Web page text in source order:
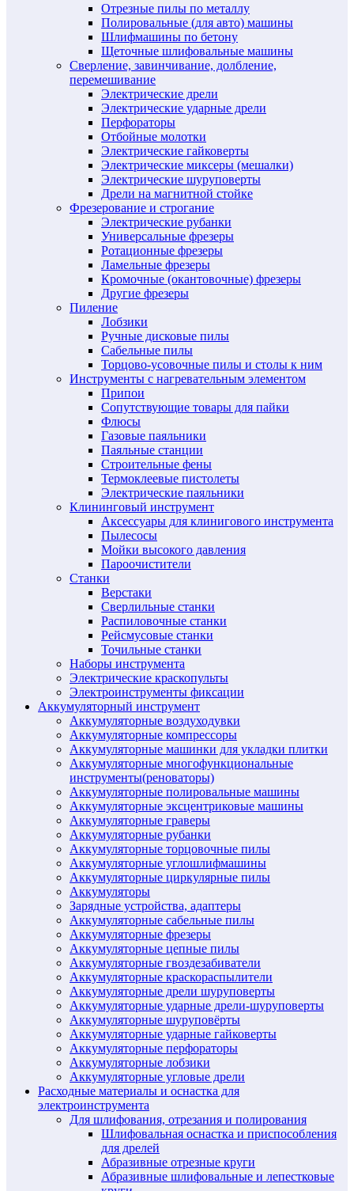
Отрезные пилы по металлу
Полировальные (для авто) машины
Шлифмашины по бетону
Щеточные шлифовальные машины
Сверление, завинчивание, долбление,
перемешивание
Электрические дрели
Электрические ударные дрели
Перфораторы
Отбойные молотки
Электрические гайковерты
Электрические миксеры (мешалки)
Электрические шуруповерты
Дрели на магнитной стойке
Фрезерование и строгание
Электрические рубанки
Универсальные фрезеры
Ротационные фрезеры
Ламельные фрезеры
Кромочные (окантовочные) фрезеры
Другие фрезеры
Пиление
Лобзики
Ручные дисковые пилы
Сабельные пилы
Торцово-усовочные пилы и столы к ним
Инструменты с нагревательным элементом
Припои
Сопутствующие товары для пайки
Флюсы
Газовые паяльники
Паяльные станции
Строительные фены
Термоклеевые пистолеты
Электрические паяльники
Клининговый инструмент
Аксессуары для клинигового инструмента
Пылесосы
Мойки высокого давления
Пароочистители
Станки
Верстаки
Сверлильные станки
Распиловочные станки
Рейсмусовые станки
Точильные станки
Наборы инструмента
Электрические краскопульты
Электроинструменты фиксации
Аккумуляторный инструмент
Аккумуляторные воздуходувки
Аккумуляторные компрессоры
Аккумуляторные машинки для укладки плитки
Аккумуляторные многофункциональные
инструменты(реноваторы)
Аккумуляторные полировальные машины
Аккумуляторные эксцентриковые машины
Аккумуляторные граверы
Аккумуляторные рубанки
Аккумуляторные торцовочные пилы
Аккумуляторные углошлифмашины
Аккумуляторные циркулярные пилы
Аккумуляторы
Зарядные устройства, адаптеры
Аккумуляторные сабельные пилы
Аккумуляторные фрезеры
Аккумуляторные цепные пилы
Аккумуляторные гвоздезабиватели
Аккумуляторные краскораспылители
Аккумуляторные дрели шуруповерты
Аккумуляторные ударные дрели-шуруповерты
Аккумуляторные шуруповёрты
Аккумуляторные ударные гайковерты
Аккумуляторные перфораторы
Аккумуляторные лобзики
Аккумуляторные угловые дрели
Расходные материалы и оснастка для
электроинструмента
Для шлифования, отрезания и полирования
Шлифовальная оснастка и приспособления
для дрелей
Абразивные отрезные круги
Абразивные шлифовальные и лепестковые